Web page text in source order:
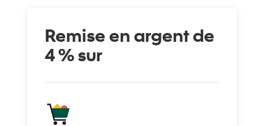
Remise en argent de
4 % sur